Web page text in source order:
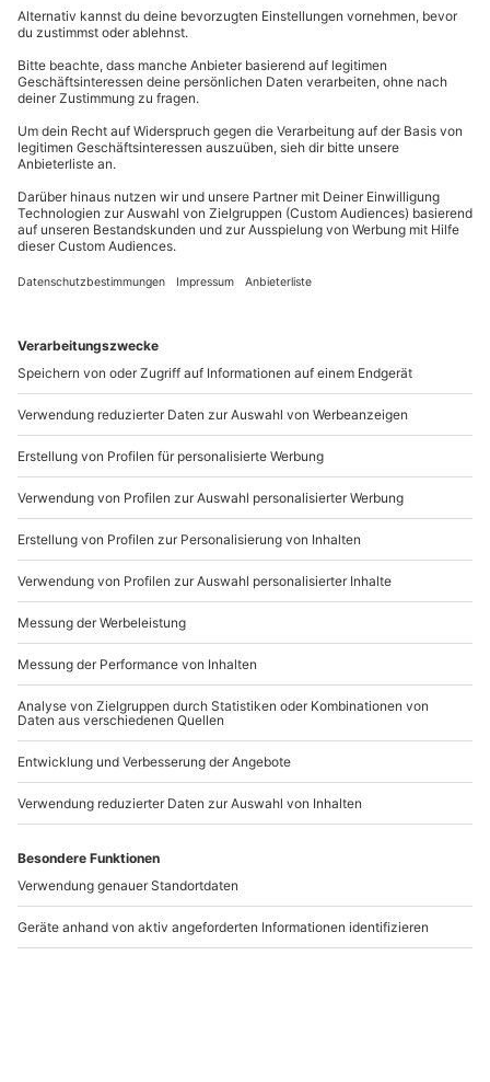
Bequeme Kleidung ist das A und O. Schließlich sitzt
und liegst Du auf der Picknickdecke. Bedenke
außerdem, dass es auch im Sommer frische Abende
geben kann.Warme Kleidung
überziehen oder eine Hose zum Wechseln, von kurz auf
lang, sind zu empfehlen. Möchtest Du Dich hübsch
genug sein sollte, um auch beim Liegen und
Rumkrabbeln auf der Decke, nicht unangenehm zu
verrutschen.
Wenn Du Dich mit Freunden triffst oder ein
Familienpicknick planst, bietet es sich an einen
Volleyball oder Frisbee mitzunehmen. So könnt Ihr
Euch zwischendurch ein bisschen bewegen und habt
noch mehr Spaß! AuchKartenspielesind eine gute
Abwechslung. Vom klassischen UNO bis hin zu
verschiedenen, anderen, kniffligen Spielen, gibt es
einiges das Ihr ausprobieren könnt.
Richtig schön ist es auch,gemeinsam zu singen
ob musikalisch begabt oder nur Möchtegern-Sänger,
das bereitet Freude! Einer Deiner Freunde spielt
Gitarre? Perfekt! Es gibt nichts schöneres als
gemeinsames Beisammensein, mit den liebsten
Menschen und dabei Gitarrenmusik in der Luft.
Während er spielt, kann der Rest singen. Ihr werdet
sehen, wie schön die Stimmung bei Eurem
gemeinsamen Picknick ist.
Hier eine kleine Picknick Liste
Picknick vergisst: